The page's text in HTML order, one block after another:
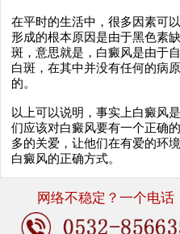
在平时的生活中，很多因素可
形成的根本原因是由于黑色素
斑，意思就是，白癜风是由于
白斑，在其中并没有任何的病
的。
以上可以说明，事实上白癜风
们应该对白癜风要有一个正确
多的关爱，让他们在有爱的环
白癜风的正确方式。
网络不稳定？一个电